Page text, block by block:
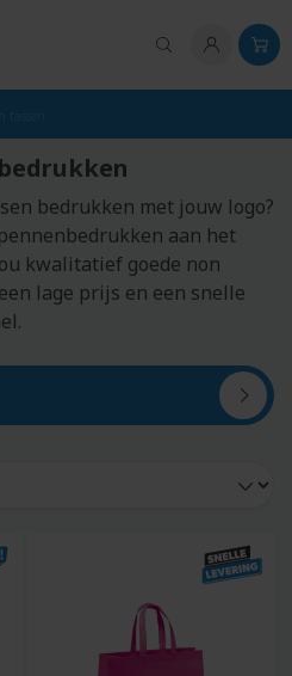
bedrukken met jouw logo?
aan het
kwalitatief goede non
lage prijs en een snelle